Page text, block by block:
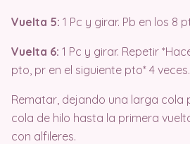
Vuelta 5: 1 Pc y girar. Pb en los 8
Vuelta 6: 1 Pc y girar. Repetir
pto, pr en el siguiente pto* 4 veces.
Rematar, dejando una larga cola
cola de hilo hasta la primera
con alfileres.